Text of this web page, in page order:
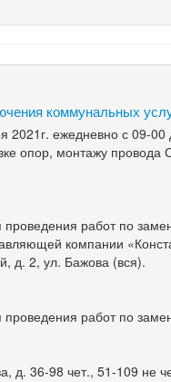
коммунальных
2021г. ежедневно с 09-
опор, монтажу
работ по
компании
д. 2, ул. Бажова (вся).
работ по
д. 36-98 чет., 51-109 не